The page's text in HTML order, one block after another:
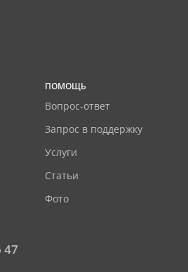
ПОМОЩЬ
Вопрос-ответ
Запрос в поддержку
Услуги
Статьи
Фото
47